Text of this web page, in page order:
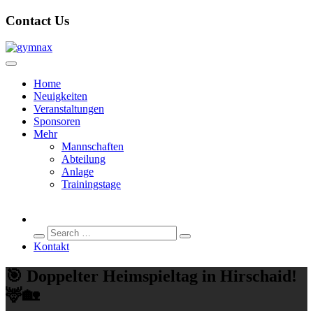
Contact Us
Home
Neuigkeiten
Veranstaltungen
Sponsoren
Mehr
Mannschaften
Abteilung
Anlage
Trainingstage
Search
for:
Search
Kontakt
🎯 Doppelter Heimspieltag in Hirschaid!
🦌🏡